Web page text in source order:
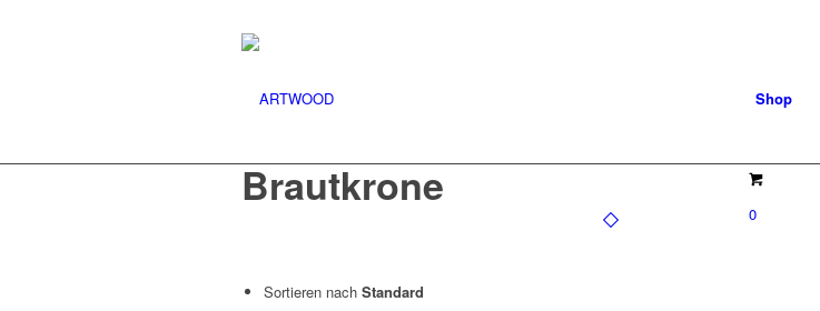
Shop
0
Brautkrone
Sortieren nach Standard